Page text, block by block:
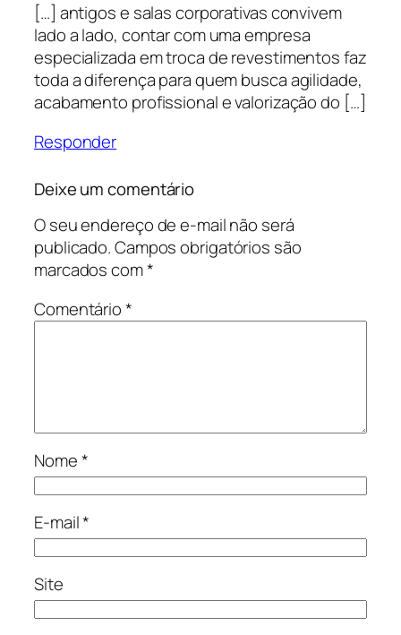
[…] antigos e salas corporativas convivem
lado a lado, contar com uma empresa
especializada em troca de revestimentos faz
toda a diferença para quem busca agilidade,
acabamento profissional e valorização do […]
Responder
Deixe um comentário
O seu endereço de e-mail não será
publicado.Campos obrigatórios são
marcados com*
Comentário*
Nome*
E-mail*
Site